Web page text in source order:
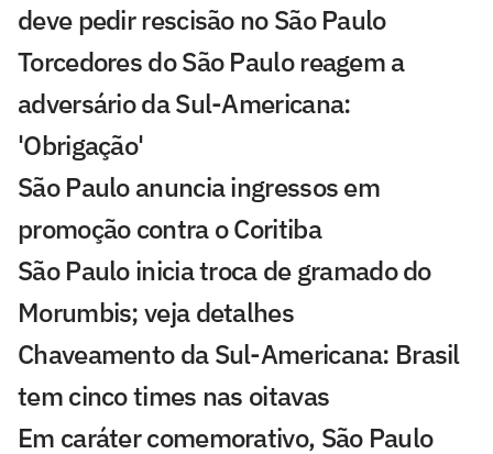
deve pedir rescisão no São Paulo
Torcedores do São Paulo reagem a
adversário da Sul-Americana:
'Obrigação'
São Paulo anuncia ingressos em
promoção contra o Coritiba
São Paulo inicia troca de gramado do
Morumbis; veja detalhes
Chaveamento da Sul-Americana: Brasil
tem cinco times nas oitavas
Em caráter comemorativo, São Paulo